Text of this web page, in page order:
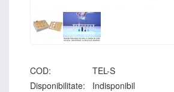
COD:
TEL-S
Disponibilitate:
Indisponibil